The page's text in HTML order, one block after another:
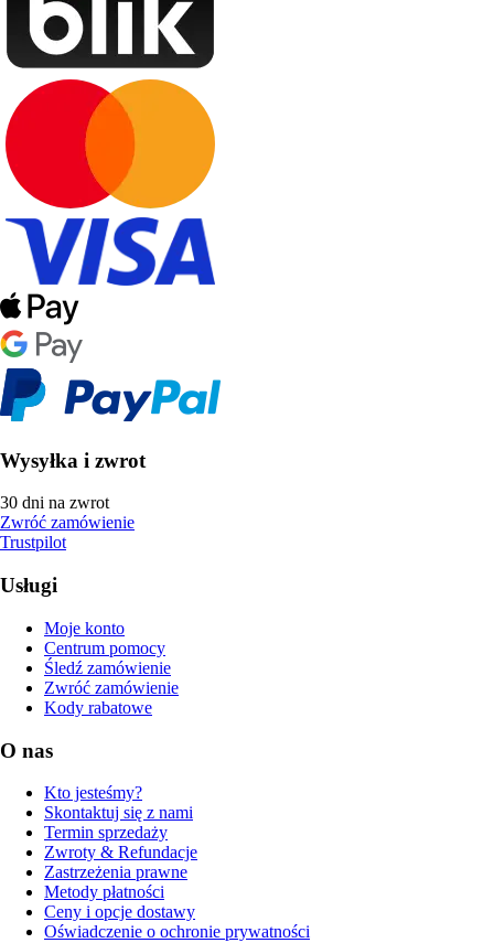
Wysyłka i zwrot
30 dni na zwrot
Zwróć zamówienie
Trustpilot
Usługi
Moje konto
Centrum pomocy
Śledź zamówienie
Zwróć zamówienie
Kody rabatowe
O nas
Kto jesteśmy?
Skontaktuj się z nami
Termin sprzedaży
Zwroty & Refundacje
Zastrzeżenia prawne
Metody płatności
Ceny i opcje dostawy
Oświadczenie o ochronie prywatności